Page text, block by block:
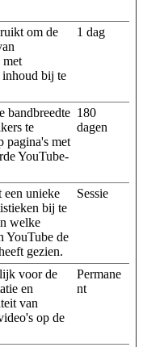
om de
met
inhoud bij te
1 dag
bandbreedte
te
pagina's met
YouTube-
180
dagen
een unieke
bij te
welke
YouTube de
gezien.
Sessie
voor de
en
van
op de
Permane
nt